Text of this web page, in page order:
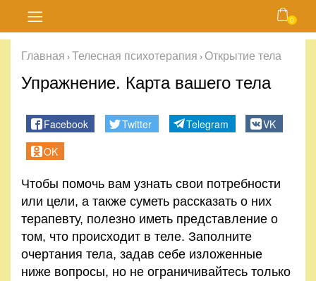
Блог
Курсы
Магазин
Карта
сайта
Личный
кабинет
0
Главная › Телесная психотерапия › Открытие тела
Упражнение. Карта вашего тела
Facebook Twitter Telegram
VK
OK
Чтобы помочь вам узнать свои потребности
или цели, а также суметь рассказать о них
терапевту, полезно иметь представление о
том, что происходит в теле. Заполните
очертания тела, задав себе изложенные
ниже вопросы, но не ограничивайтесь только